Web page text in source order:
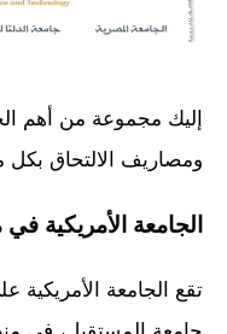
إليك مجموعة من أهم
ومصاريف الالتحاق بكل
الجامعة الأمريكية
تقع الجامعة الأمريكية